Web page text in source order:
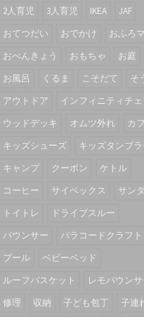
2人育児 3人育児 IKEA
JAF
おてつだい
おでかけ
おふろ
おべんきょう
おもちゃ
お庭
お風呂
くるま こそだて
そ
アウトドア
インフィニティチ
ウッドデッキ
オムツ外れ
カ
キッズシューズ
キッズタンブ
キャンプ
クーポン
ケトル
コーヒー
サイベックス
サン
トイトレ
ドライブスルー
バウンサー
パラコードクラフト
プール
ベビーベッド
ルーフバスケット
レモバウン
修理
収納 子ども包丁 子連